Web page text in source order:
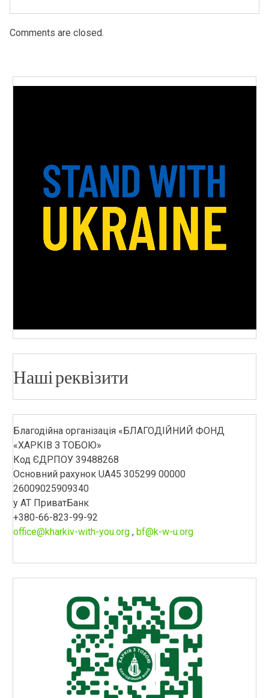
Comments are closed.
Наші реквізити
Благодійна організація «БЛАГОДІЙНИЙ ФОНД
«ХАРКІВ З ТОБОЮ»
Код ЄДРПОУ 39488268
Основний рахунок UA45 305299 00000
26009025909340
у АТ ПриватБанк
+380-66-823-99-92
office@kharkiv-with-you.org, bf@k-w-u.org